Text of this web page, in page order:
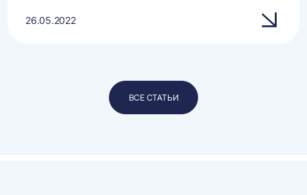
26.05.2022
ВСЕ СТАТЬИ